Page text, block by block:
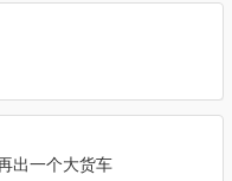
出一个大货车